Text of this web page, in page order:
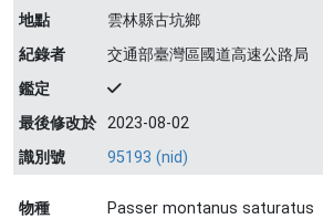
地點
雲林縣古坑鄉
紀錄者
交通部臺灣區國道高速公路局
鑑定
最後修改於 2023-08-02
識別號
95193 (nid)
物種
Passer montanus saturatus